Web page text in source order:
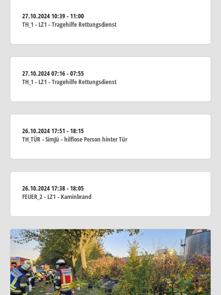
27.10.202410:39 - 11:00
TH_1 - LZ1 - Tragehilfe Rettungsdienst
27.10.202407:16 - 07:55
TH_1 - LZ1 - Tragehilfe Rettungsdienst
26.10.202417:51 - 18:15
TH_TÜR - SimJü - hilflose Person hinter Tür
26.10.202417:38 - 18:05
FEUER_2 - LZ1 - Kaminbrand